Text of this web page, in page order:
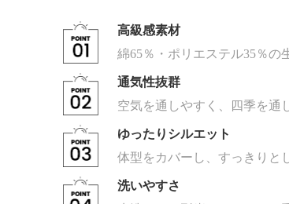
高級感素材
綿65％・ポリエステル35％の
通気性抜群
空気を通しやすく、四季を通
ゆったりシルエット
体型をカバーし、すっきりと
洗いやすさ